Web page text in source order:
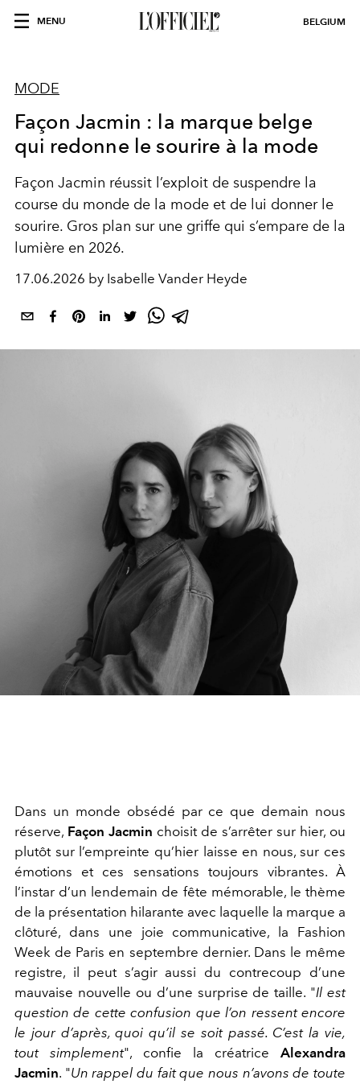
MENU BELGIUM
MODE
Façon Jacmin : la marque belge
qui redonne le sourire à la mode
Façon Jacmin réussit l’exploit de suspendre la
course du monde de la mode et de lui donner le
sourire. Gros plan sur une griffe qui s’empare de la
lumière en 2026.
17.06.2026 by Isabelle Vander Heyde
Dans un monde obsédé par ce que demain nous
réserve, Façon Jacmin choisit de s’arrêter sur hier, ou
plutôt sur l’empreinte qu’hier laisse en nous, sur ces
émotions et ces sensations toujours vibrantes. À
l’instar d’un lendemain de fête mémorable, le thème
de la présentation hilarante avec laquelle la marque a
clôturé, dans une joie communicative, la Fashion
Week de Paris en septembre dernier. Dans le même
registre, il peut s’agir aussi du contrecoup d’une
mauvaise nouvelle ou d’une surprise de taille. "Il est
question de cette confusion que l’on ressent encore
le jour d’après, quoi qu’il se soit passé. C’est la vie,
tout simplement", confie la créatrice Alexandra
Jacmin. "Un rappel du fait que nous n’avons de toute